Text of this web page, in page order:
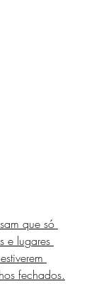
que só
e lugares
fechados.